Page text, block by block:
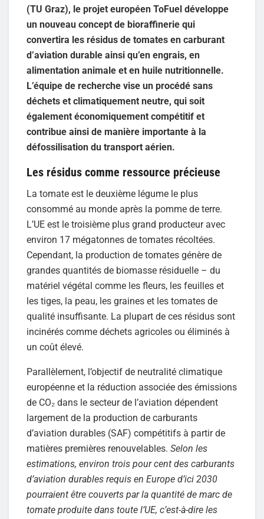
(TU Graz), le projet européen ToFuel développe
un nouveau concept de bioraffinerie qui
convertira les résidus de tomates en carburant
d’aviation durable ainsi qu’en engrais, en
alimentation animale et en huile nutritionnelle.
L’équipe de recherche vise un procédé sans
déchets et climatiquement neutre, qui soit
également économiquement compétitif et
contribue ainsi de manière importante à la
défossilisation du transport aérien.
Les résidus comme ressource précieuse
La tomate est le deuxième légume le plus
consommé au monde après la pomme de terre.
L’UE est le troisième plus grand producteur avec
environ 17 mégatonnes de tomates récoltées.
Cependant, la production de tomates génère de
grandes quantités de biomasse résiduelle – du
matériel végétal comme les fleurs, les feuilles et
les tiges, la peau, les graines et les tomates de
qualité insuffisante. La plupart de ces résidus sont
incinérés comme déchets agricoles ou éliminés à
un coût élevé.
Parallèlement, l’objectif de neutralité climatique
européenne et la réduction associée des émissions
de CO₂ dans le secteur de l’aviation dépendent
largement de la production de carburants
d’aviation durables (SAF) compétitifs à partir de
matières premières renouvelables. Selon les
estimations, environ trois pour cent des carburants
d’aviation durables requis en Europe d’ici 2030
pourraient être couverts par la quantité de marc de
tomate produite dans toute l’UE, c’est-à-dire les